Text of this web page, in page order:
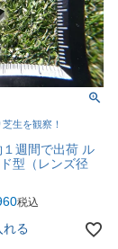
生を観察！
週間で出荷 ル
型（レンズ径
税込
る